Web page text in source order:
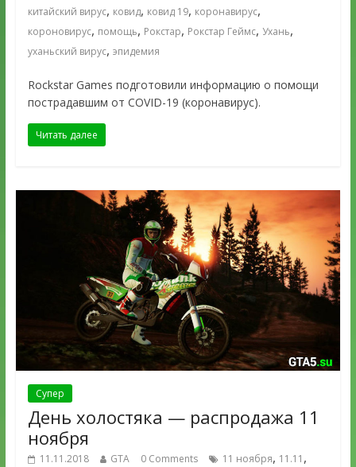
китайский вирус, ковид, ковид 19, коронавирус,
короновирус, помощь, Рокстар, Рокстар Геймс, Ухань,
уханьский вирус, эпидемия
Rockstar Games подготовили информацию о помощи
пострадавшим от COVID-19 (коронавирус).
Читать далее
Супер
День холостяка — распродажа 11
ноября
11.11.2018 GTA 0 Comments 11 ноября, 11.11 ,